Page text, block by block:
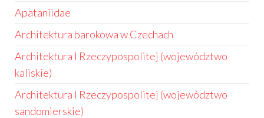
Apataniidae
Architektura barokowa w Czechach
Architektura I Rzeczypospolitej (województwo
kaliskie)
Architektura I Rzeczypospolitej (województwo
sandomierskie)